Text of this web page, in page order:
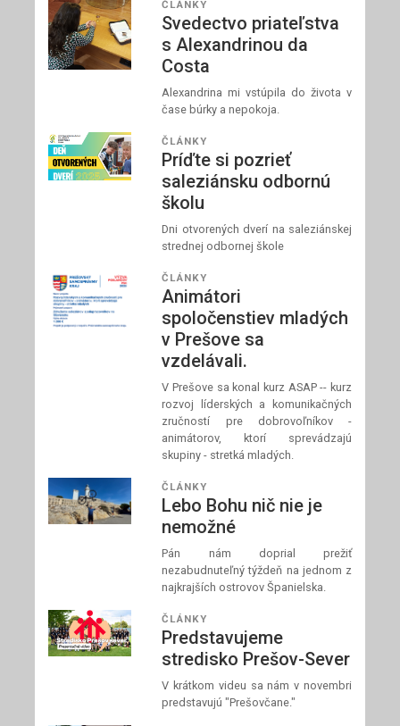
ČLÁNKY
Svedectvo priateľstva
s Alexandrinou da
Costa
Alexandrina mi vstúpila do života v
čase búrky a nepokoja.
ČLÁNKY
Príďte si pozrieť
saleziánsku odbornú
školu
Dni otvorených dverí na saleziánskej
strednej odbornej škole
ČLÁNKY
Animátori
spoločenstiev mladých
v Prešove sa
vzdelávali.
V Prešove sa konal kurz ASAP -- kurz
rozvoj líderských a komunikačných
zručností pre dobrovoľníkov -
animátorov, ktorí sprevádzajú
skupiny - stretká mladých.
ČLÁNKY
Lebo Bohu nič nie je
nemožné
Pán nám doprial prežiť
nezabudnuteľný týždeň na jednom z
najkrajších ostrovov Španielska.
ČLÁNKY
Predstavujeme
stredisko Prešov-Sever
V krátkom videu sa nám v novembri
predstavujú "Prešovčane."